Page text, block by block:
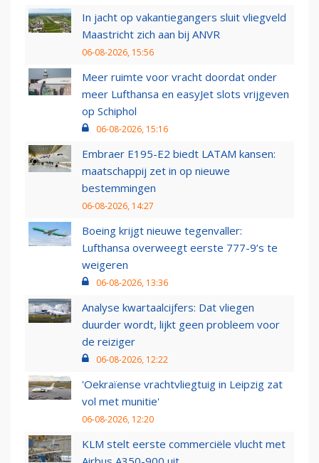
In jacht op vakantiegangers sluit vliegveld
Maastricht zich aan bij ANVR
06-08-2026, 15:56
Meer ruimte voor vracht doordat onder
meer Lufthansa en easyJet slots vrijgeven
op Schiphol
06-08-2026, 15:16
Embraer E195-E2 biedt LATAM kansen:
maatschappij zet in op nieuwe
bestemmingen
06-08-2026, 14:27
Boeing krijgt nieuwe tegenvaller:
Lufthansa overweegt eerste 777-9’s te
weigeren
06-08-2026, 13:36
Analyse kwartaalcijfers: Dat vliegen
duurder wordt, lijkt geen probleem voor
de reiziger
06-08-2026, 12:22
'Oekraïense vrachtvliegtuig in Leipzig zat
vol met munitie'
06-08-2026, 12:20
KLM stelt eerste commerciële vlucht met